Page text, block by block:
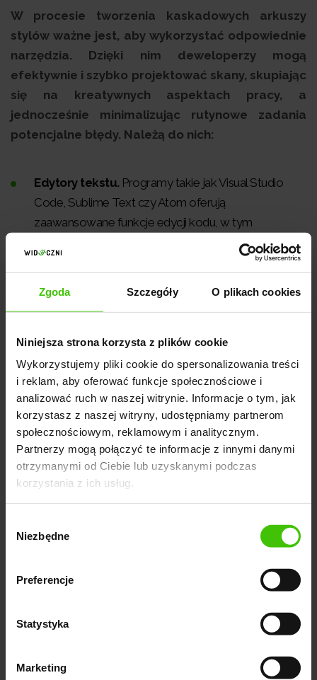
Zgoda Szczegóły O plikach cookies
Niniejsza strona korzysta z plików cookie
Wykorzystujemy pliki cookie do spersonalizowania treści
i reklam, aby oferować funkcje społecznościowe i
analizować ruch w naszej witrynie. Informacje o tym, jak
korzystasz z naszej witryny, udostępniamy partnerom
społecznościowym, reklamowym i analitycznym.
Partnerzy mogą połączyć te informacje z innymi danymi
otrzymanymi od Ciebie lub uzyskanymi podczas
korzystania z ich usług.
zgody
Niezbędne
Preferencje
Statystyka
Marketing
W procesie tworzenia kaskadowych arkuszy
stylów ważne jest, aby wykorzystać odpowiednie
narzędzia. Dzięki nim deweloperzy mogą
efektywnie i szybko projektować skany, skupiając
się na kreatywnych aspektach pracy, a
jednocześnie minimalizując rutynowe zadania
potencjalne błędy. Należą do nich:
Edytory tekstu. Programy takie jak Visual Studio
Code, Sublime Text czy Atom oferują
zaawansowane funkcje edycji kodu, w tym
podświetlanie składni, autouzupełnianie i wtyczki
specjalistyczne dla CSS. Te edytory pozwalają
innymi plikami źródłowymi strony.
Praktycznie każda nowoczesna przeglądarka
internetowa jest wyposażona w zestaw narzędzi
deweloperskich, takich jak Chrome DevTools,
Firefox Developer Tools czy Safari Web Inspector.
Umożliwiają one twórcom bezpośrednie
inspekcjonowanie i modyfikowanie CSS na żywo, co
jest nieocenione przy debugowaniu i optymalizacji
kodu. Narzędzia te dostarczają również funkcji
analizy wydajności i wizualizacji layoutu strony, co
interaktywności projektów.
Preprocesory CSS, w tym SASS, LESS, i Stylus.Są
to preprocesory, które rozszerzają standardowy
CSS o funkcje programistyczne takie jak zmienne,
funkcje, i warunkowe instrukcje. Użycie
łatwiejsze do zarządzania arkusze stylów,